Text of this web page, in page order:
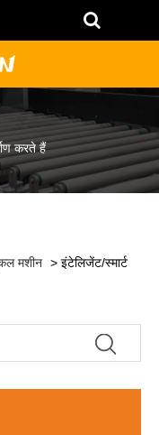
करते हैं
मशीन > इंटेलिजेंट/स्मार्ट